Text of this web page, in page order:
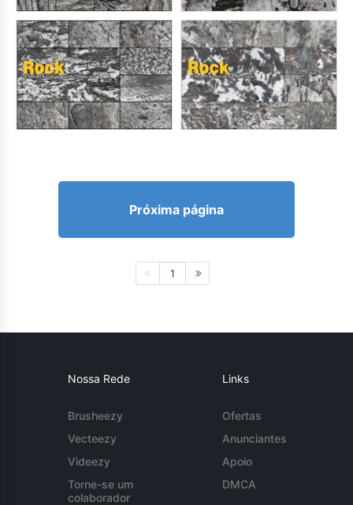
Próxima página
1
Nossa Rede
Brusheezy
Vecteezy
Videezy
Torne-se um
colaborador
Links
Ofertas
Anunciantes
Apoio
DMCA